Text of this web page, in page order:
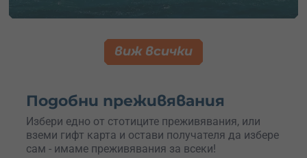
виж всички
Подобни преживявания
Избери едно от стотиците преживявания, или
вземи гифт карта и остави получателя да избере
сам - имаме преживявания за всеки!